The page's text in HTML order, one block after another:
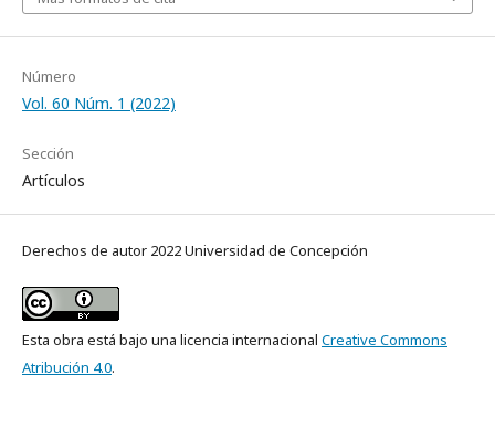
Número
Vol. 60 Núm. 1 (2022)
Sección
Artículos
Derechos de autor 2022 Universidad de Concepción
Esta obra está bajo una licencia internacional Creative Commons
Atribución 4.0.